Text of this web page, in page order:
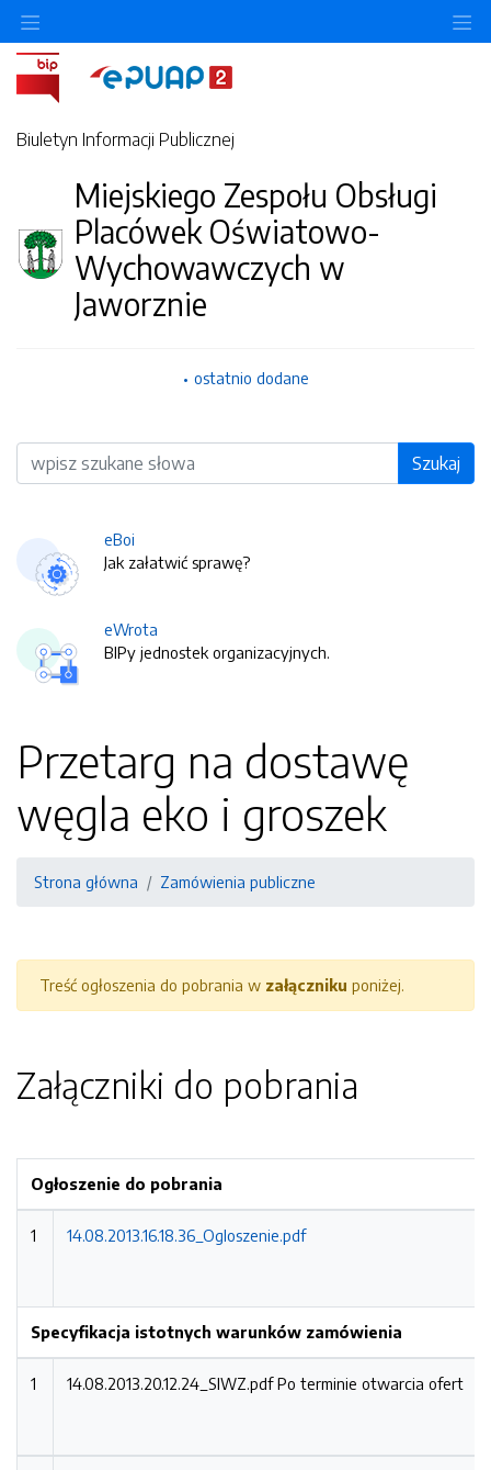
Biuletyn Informacji Publicznej
Miejskiego Zespołu Obsługi
Placówek Oświatowo-
Wychowawczych w
Jaworznie
ostatnio dodane
Wyszukiwarka Szukaj
eBoi
Jak załatwić sprawę?
eWrota
BIPy jednostek organizacyjnych.
Przetarg na dostawę
węgla eko i groszek
Strona główna Zamówienia publiczne
Treść ogłoszenia do pobrania w załączniku poniżej.
Załączniki do pobrania
Ogłoszenie do pobrania
1 14.08.2013.16.18.36_Ogloszenie.pdf
Specyfikacja istotnych warunków zamówienia
1 14.08.2013.20.12.24_SIWZ.pdfPo terminie otwarcia ofert